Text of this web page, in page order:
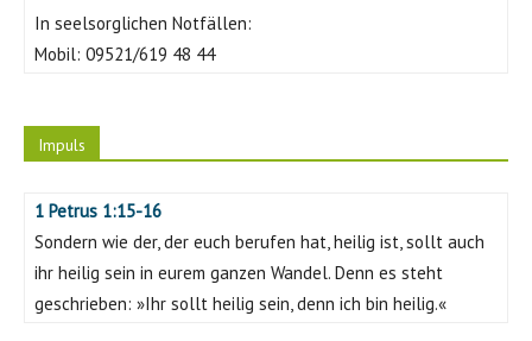
In seelsorglichen Notfällen:
Mobil: 09521/619 48 44
Impuls
1 Petrus 1:15-16
Sondern wie der, der euch berufen hat, heilig ist, sollt auch
ihr heilig sein in eurem ganzen Wandel. Denn es steht
geschrieben: »Ihr sollt heilig sein, denn ich bin heilig.«